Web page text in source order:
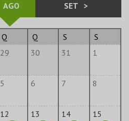
AGO SET >
Q Q S
S
29 30 31 1
5 6 7 8
12 13 14 15